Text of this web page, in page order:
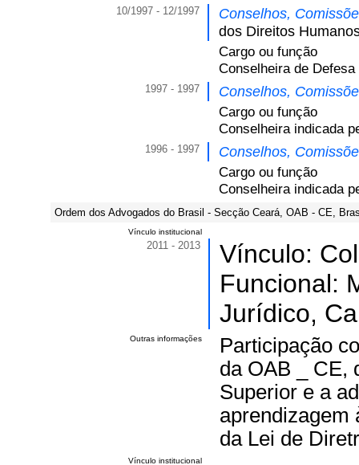
10/1997 - 12/1997
Conselhos,
dos Direitos
Cargo ou função
Conselheira de
1997 - 1997 Conselhos,
Cargo ou função
Conselheira indicada
1996 - 1997 Conselhos,
Cargo ou função
Conselheira indicada
Ordem dos Advogados do Brasil - Secção Ceará, OAB - CE,
Vínculo institucional
2011 - 2013
Vínculo:
Funcional:
Jurídico,
Outras informações
Participação
da OAB _ CE,
Superior e a
aprendizagem
da Lei de
Vínculo institucional